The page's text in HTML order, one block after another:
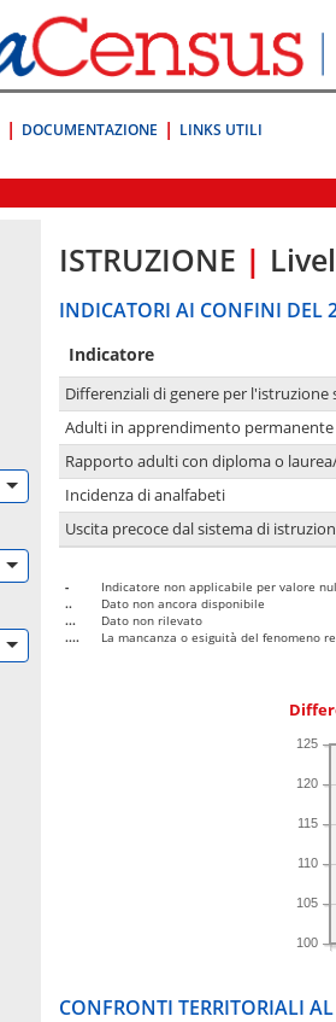
DOCUMENTAZIONE LINKS UTILI
ISTRUZIONE |
INDICATORI AI CONFINI DEL
Indicatore
Differenziali di genere per l'istruzione
Adulti in apprendimento permanente
Rapporto adulti con diploma o
Incidenza di analfabeti
Uscita precoce dal sistema di
-
Indicatore non applicabile per valore
..
Dato non ancora disponibile
...
Dato non rilevato
....
La mancanza o esiguità del fenomeno
100
105
110
115
120
125
CONFRONTI TERRITORIALI